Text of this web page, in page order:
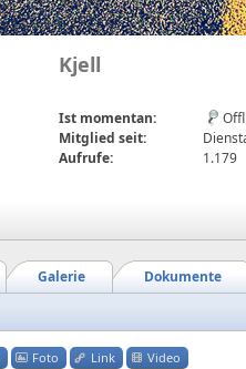
Kjell
Ist momentan:
Mitglied seit:
Aufrufe:
1.179
Dokumente
Galerie
Foto Link Video